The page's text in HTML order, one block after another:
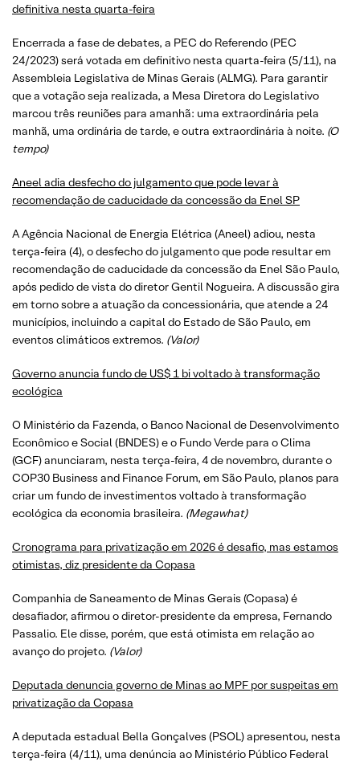
definitiva nesta quarta-feira
Encerrada a fase de debates, a PEC do Referendo (PEC
24/2023) será votada em definitivo nesta quarta-feira (5/11), na
Assembleia Legislativa de Minas Gerais (ALMG). Para garantir
que a votação seja realizada, a Mesa Diretora do Legislativo
marcou três reuniões para amanhã: uma extraordinária pela
manhã, uma ordinária de tarde, e outra extraordinária à noite. (O
tempo)
Aneel adia desfecho do julgamento que pode levar à
recomendação de caducidade da concessão da Enel SP
A Agência Nacional de Energia Elétrica (Aneel) adiou, nesta
terça-feira (4), o desfecho do julgamento que pode resultar em
recomendação de caducidade da concessão da Enel São Paulo,
após pedido de vista do diretor Gentil Nogueira. A discussão gira
em torno sobre a atuação da concessionária, que atende a 24
municípios, incluindo a capital do Estado de São Paulo, em
eventos climáticos extremos. (Valor)
Governo anuncia fundo de US$ 1 bi voltado à transformação
ecológica
O Ministério da Fazenda, o Banco Nacional de Desenvolvimento
Econômico e Social (BNDES) e o Fundo Verde para o Clima
(GCF) anunciaram, nesta terça-feira, 4 de novembro, durante o
COP30 Business and Finance Forum, em São Paulo, planos para
criar um fundo de investimentos voltado à transformação
ecológica da economia brasileira. (Megawhat)
Cronograma para privatização em 2026 é desafio, mas estamos
otimistas, diz presidente da Copasa
Companhia de Saneamento de Minas Gerais (Copasa) é
desafiador, afirmou o diretor-presidente da empresa, Fernando
Passalio. Ele disse, porém, que está otimista em relação ao
avanço do projeto. (Valor)
Deputada denuncia governo de Minas ao MPF por suspeitas em
privatização da Copasa
A deputada estadual Bella Gonçalves (PSOL) apresentou, nesta
terça-feira (4/11), uma denúncia ao Ministério Público Federal